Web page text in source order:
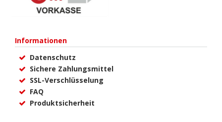
Informationen
Datenschutz
Sichere Zahlungsmittel
SSL-Verschlüsselung
FAQ
Produktsicherheit